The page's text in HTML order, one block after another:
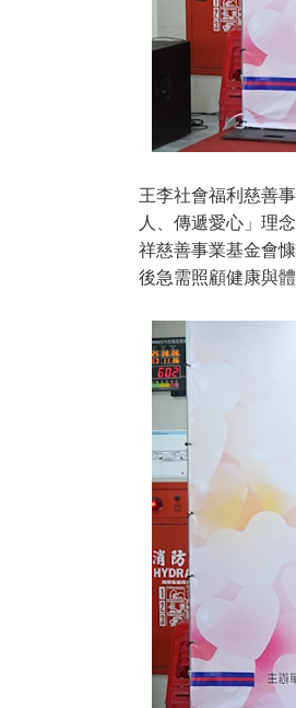
王李社會福利慈善
人、傳遞愛心」理
祥慈善事業基金會
後急需照顧健康與